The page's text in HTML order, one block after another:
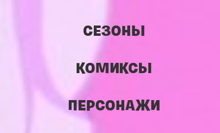
СЕЗОНЫ
КОМИКСЫ
ПЕРСОНАЖИ